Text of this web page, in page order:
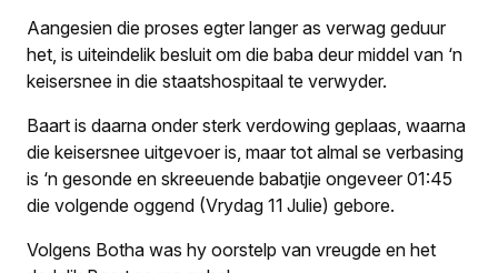
Aangesien die proses egter langer as verwag geduur
het, is uiteindelik besluit om die baba deur middel van ‘n
keisersnee in die staatshospitaal te verwyder.
Baart is daarna onder sterk verdowing geplaas, waarna
die keisersnee uitgevoer is, maar tot almal se verbasing
is ‘n gesonde en skreeuende babatjie ongeveer 01:45
die volgende oggend (Vrydag 11 Julie) gebore.
Volgens Botha was hy oorstelp van vreugde en het